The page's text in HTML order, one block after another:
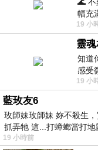
🌊 不
幅充
藍色
19 小
靈
知道
感受
此刻
19 小
藍玫友6
玫師妹玫師妹 妳不殺生
抓弄牠 這...打蟑螂當打
19 小時前